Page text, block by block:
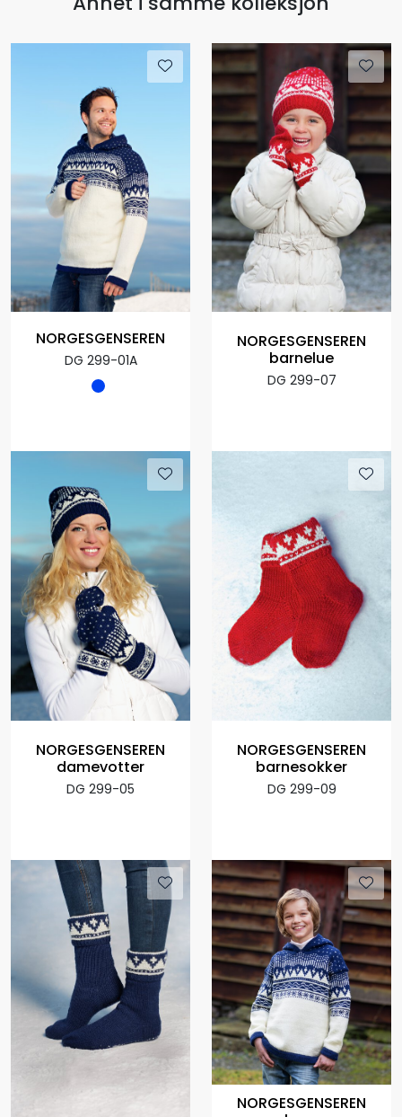
NORGESGENSEREN
DG 299-01A
NORGESGENSEREN
barnelue
DG 299-07
NORGESGENSEREN
damevotter
DG 299-05
NORGESGENSEREN
barnesokker
DG 299-09
NORGESGENSEREN